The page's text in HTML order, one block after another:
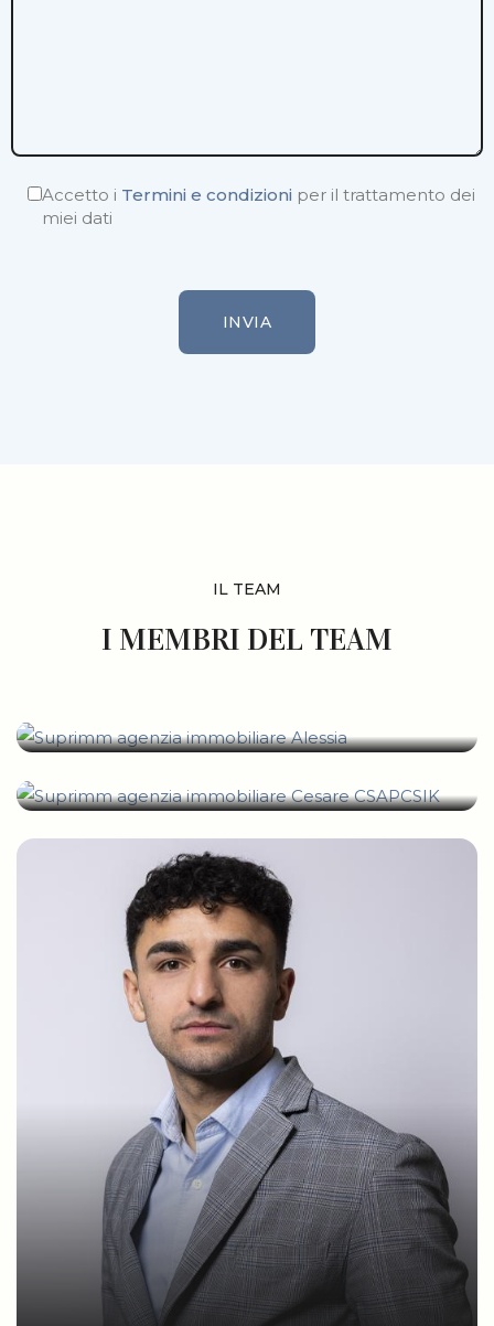
Accetto i Termini e condizioni per il trattamento dei
miei dati
IL TEAM
I MEMBRI DEL TEAM